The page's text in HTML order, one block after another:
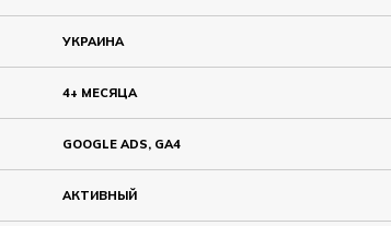
УКРАИНА
4+ МЕСЯЦА
GOOGLE ADS, GA4
АКТИВНЫЙ